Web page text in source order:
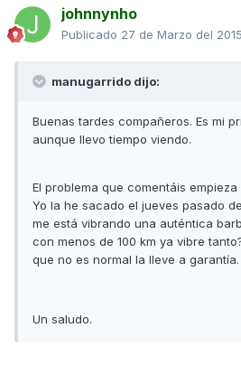
johnnynho
Publicado 27 de Marzo del 2015
manugarrido dijo:
Buenas tardes compañeros. Es mi
aunque llevo tiempo viendo.
El problema que comentáis
Yo la he sacado el jueves pasado
me está vibrando una auténtica
con menos de 100 km ya vibre
que no es normal la lleve a garantía.
Un saludo.